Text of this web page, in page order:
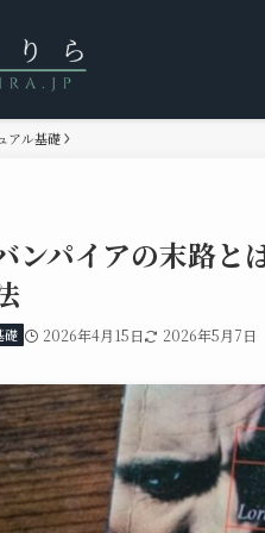
アル基礎
ンパイアの末路と
礎 2026年4月15日 2026年5月7日